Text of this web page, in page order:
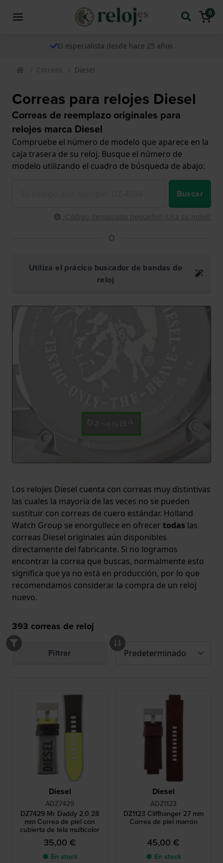
0
El especialista desde hace 25 años
Correas Diesel
Correas para relojes Diesel
Correas de reemplazo originales para
relojes marca Diesel
Compruebe el número de modelo que aparece en la
caja trasera de su reloj. Busque el número de
modelo utilizando el cuadro de búsqueda de abajo:
Buscar
¿Código demasiado pequeño? ¡Usa su móvil!
O
Utiliza el prácico buscador de bandas de
reloj
Los relojes Diesel cuenta con correas muy distintivas
las cuales la mayoría de las veces no se pueden
sustituir con correas de cuero estándar. Holland
Watch Group se enorgullece en ofrecer todas las
correas Diesel originales aún disponibles
directamente del fabricante. Si no logramos
encontrar la correa que buscas, normalmente esto
significa que ya no está en producción, por lo que
recomendamos considerar la compra de un reloj
nuevo.
393 correas de reloj
Filtrar
Diesel
ADZ7429
DZ7429 Mr Daddy 2.0 28
mm Correa de piel con
cubierta de tela multicolor
35,00 €
● En stock
Diesel
ADZ1123
DZ1123 Cliffhanger 27 mm
Correa de piel marrón
45,00 €
● En stock